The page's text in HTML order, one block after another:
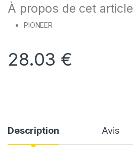
À propos de cet article
PIONEER
28.03 €
Description Avis